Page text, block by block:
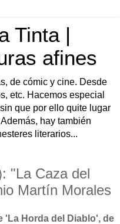
Tinta |
afines
de cómic y cine. Desde
etc. Hacemos especial
que por ello quite lugar
hay también
literarios...
"La Caza del
Martín Morales
'La Horda del Diablo', de